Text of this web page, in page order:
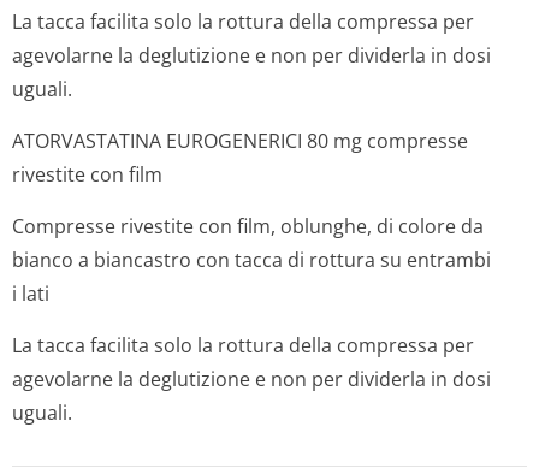
La tacca facilita solo la rottura della compressa per
agevolarne la deglutizione e non per dividerla in dosi
uguali.
ATORVASTATINA EUROGENERICI 80 mg compresse
rivestite con film
Compresse rivestite con film, oblunghe, di colore da
bianco a biancastro con tacca di rottura su entrambi
i lati
La tacca facilita solo la rottura della compressa per
agevolarne la deglutizione e non per dividerla in dosi
uguali.